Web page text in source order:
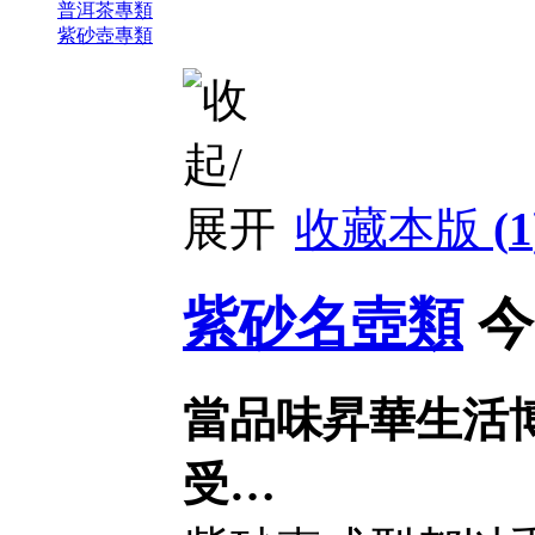
普洱茶專類
紫砂壺專類
收藏本版 (1
紫砂名壺類
當品味昇華生活
受…